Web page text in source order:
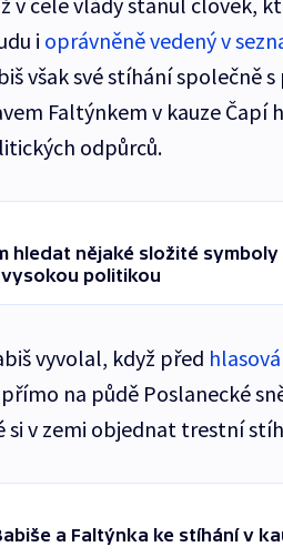
i oprávněně vedený v
však své stíhání společně
Faltýnkem v kauze Čapí
odpůrců.
hledat nějaké složité symboly
politikou
vyvolal, když před
přímo na půdě Poslanecké
si v zemi objednat trestní
a Faltýnka ke stíhání v